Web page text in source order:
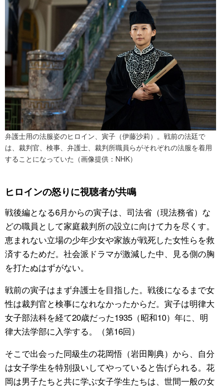
弁護士用の法服姿のヒロイン、寅子（伊藤沙莉）。戦前の法廷で
は、裁判官、検事、弁護士、裁判所職員らがそれぞれの法服を着用
することになっていた（画像提供：NHK）
ヒロインの怒りに視聴者が共鳴
戦後編となる6月からの寅子は、司法省（現法務省）な
どの職員として家庭裁判所の設立に向けて力を尽くす。
恵まれない立場の少年少女や家族が戦死した女性らを救
済するためだ。社会派ドラマが激減した中、見る側の胸
を打たぬはずがない。
戦前の寅子はまず弁護士を目指した。戦後になるまで女
性は裁判官と検事になれなかったからだ。寅子は明律大
女子部法科を経て20歳だった1935（昭和10）年に、明
律大法学部に入学する。（第16回）
そこで出会った同級生の花岡悟（岩田剛典）から、自分
は女子学生を特別扱いしてやっていると告げられる。花
岡は男子たちと共に学ぶ女子学生たちは、世間一般の女